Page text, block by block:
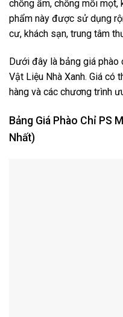
chống ẩm, chống mối mọt,
phẩm này được sử dụng
cư, khách sạn, trung tâm
Dưới đây là bảng giá phào
Vật Liệu Nhà Xanh. Giá
hàng và các chương trình
Bảng Giá Phào Chỉ PS
Nhất)